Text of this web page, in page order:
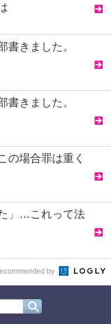
書きました。
書きました。
の場合罪は重く
」…これって法
by